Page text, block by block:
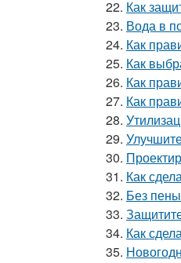
22. Как
23. Вода в
24. Как
25. Как
26. Как
27. Как
28.
29.
30.
31. Как
32. Без
33.
34. Как
35.